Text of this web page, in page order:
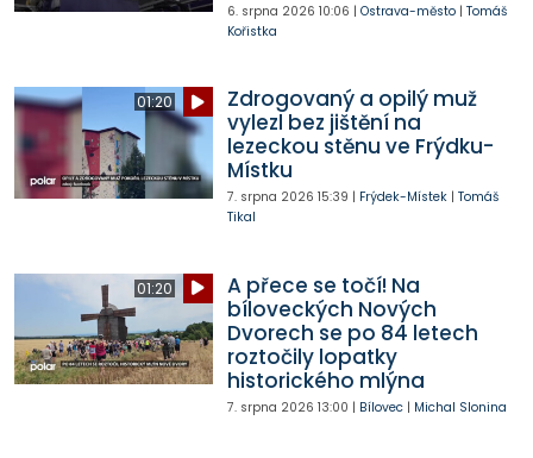
6. srpna 2026 10:06 | Ostrava-město| Tomáš
Kořistka
01:20
Zdrogovaný a opilý muž
vylezl bez jištění na
lezeckou stěnu ve Frýdku-
Místku
7. srpna 2026 15:39 | Frýdek-Místek| Tomáš
Tikal
01:20
A přece se točí! Na
bíloveckých Nových
Dvorech se po 84 letech
roztočily lopatky
historického mlýna
7. srpna 2026 13:00 | Bílovec| Michal Slonina